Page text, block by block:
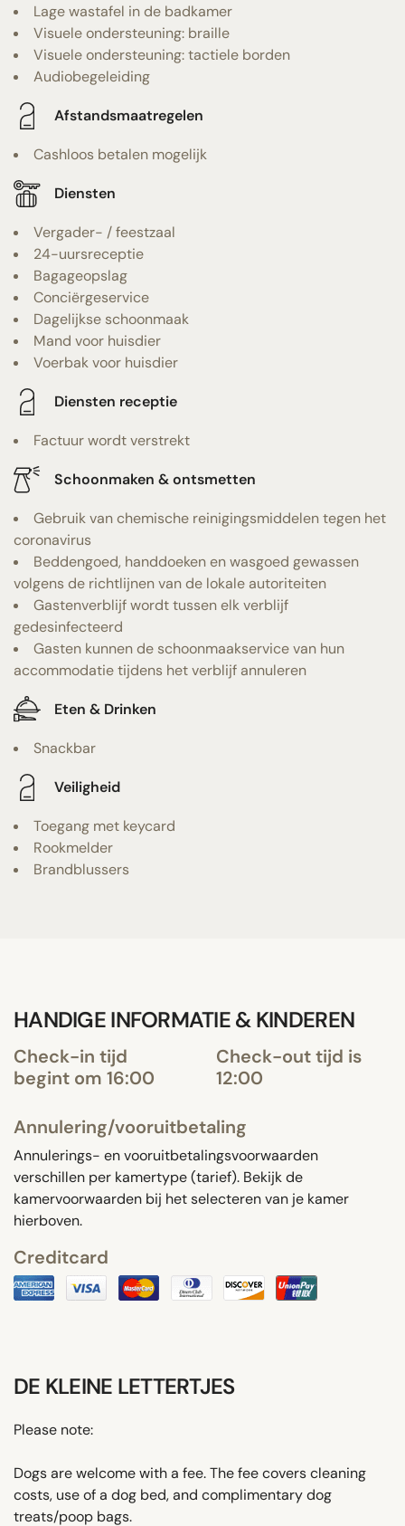
Lage wastafel in de badkamer
Visuele ondersteuning: braille
Visuele ondersteuning: tactiele borden
Audiobegeleiding
Afstandsmaatregelen
Cashloos betalen mogelijk
Diensten
Vergader- / feestzaal
24-uursreceptie
Bagageopslag
Conciërgeservice
Dagelijkse schoonmaak
Mand voor huisdier
Voerbak voor huisdier
Diensten receptie
Factuur wordt verstrekt
Schoonmaken & ontsmetten
Gebruik van chemische reinigingsmiddelen tegen het
coronavirus
Beddengoed, handdoeken en wasgoed gewassen
volgens de richtlijnen van de lokale autoriteiten
Gastenverblijf wordt tussen elk verblijf
gedesinfecteerd
Gasten kunnen de schoonmaakservice van hun
accommodatie tijdens het verblijf annuleren
Eten & Drinken
Snackbar
Veiligheid
Toegang met keycard
Rookmelder
Brandblussers
HANDIGE INFORMATIE & KINDEREN
Check-in tijd
begint om 16:00
Check-out tijd is
12:00
Annulering/vooruitbetaling
Annulerings- en vooruitbetalingsvoorwaarden
verschillen per kamertype (tarief). Bekijk de
kamervoorwaarden bij het selecteren van je kamer
hierboven.
Creditcard
DE KLEINE LETTERTJES
Please note:
Dogs are welcome with a fee. The fee covers cleaning
costs, use of a dog bed, and complimentary dog
treats/poop bags.